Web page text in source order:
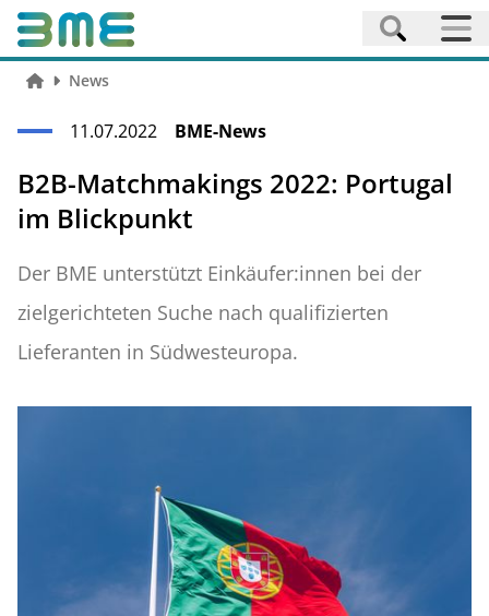
News
11.07.2022 BME-News
B2B-Matchmakings 2022: Portugal
im Blickpunkt
Der BME unterstützt Einkäufer:innen bei der
zielgerichteten Suche nach qualifizierten
Lieferanten in Südwesteuropa.